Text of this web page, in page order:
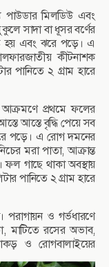
মিলডিউ এবং
সাদা বা ধূসর বর্ণের
হয় এবং ঝরে পড়ে। এ
কীটনাশক
পানিতে ২ গ্রাম হারে
প্রথমে ফলের
আস্তে বৃদ্ধি পেয়ে সব
পড়ে। এ রোগ দমনের
মরা পাতা, আক্রান্ত
গাছে থাকা অবস্থায়
পানিতে ২ গ্রাম হারে
ও গর্ভধারণে
মাটিতে রসের অভাব,
ও রোগবালাইয়ের